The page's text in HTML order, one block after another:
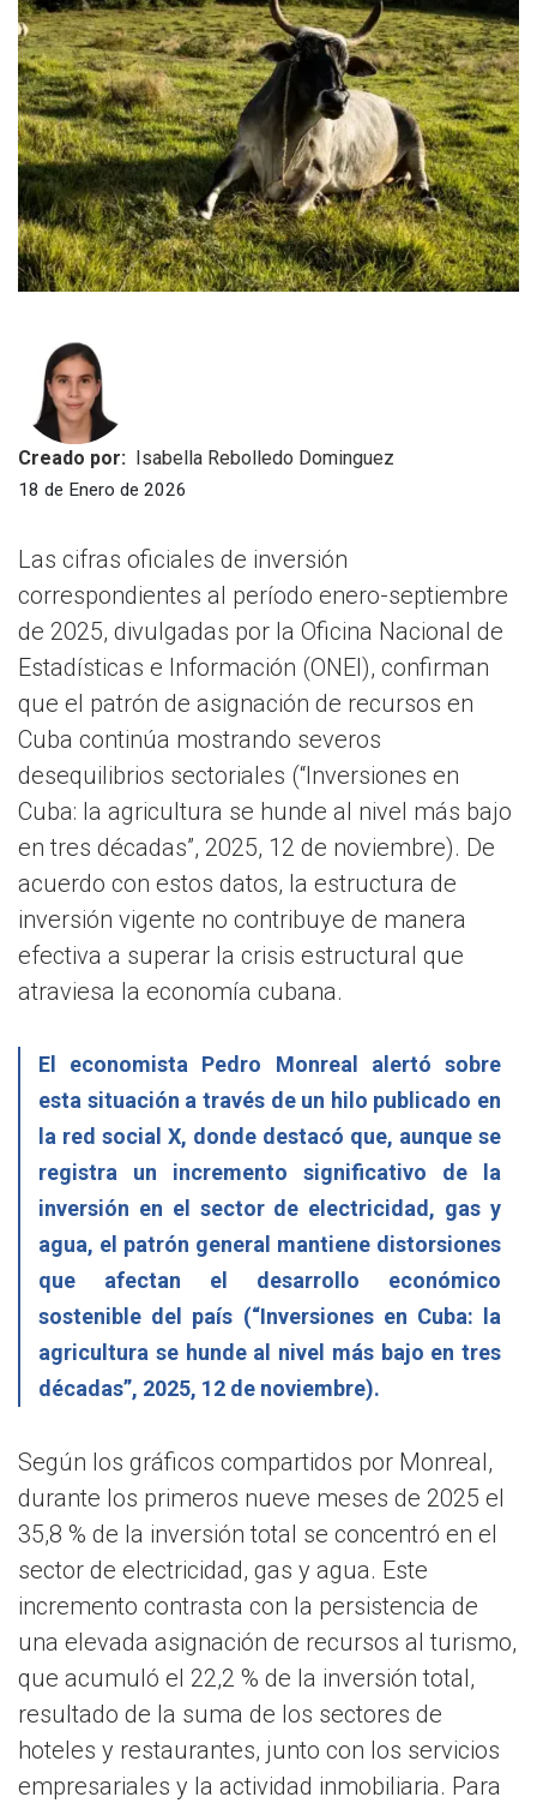
Creado por: Isabella Rebolledo Dominguez
18 de Enero de 2026
Las cifras oficiales de inversión
correspondientes al período enero-septiembre
de 2025, divulgadas por la Oficina Nacional de
Estadísticas e Información (ONEI), confirman
que el patrón de asignación de recursos en
Cuba continúa mostrando severos
desequilibrios sectoriales (“Inversiones en
Cuba: la agricultura se hunde al nivel más bajo
en tres décadas”, 2025, 12 de noviembre). De
acuerdo con estos datos, la estructura de
inversión vigente no contribuye de manera
efectiva a superar la crisis estructural que
atraviesa la economía cubana.
El economista Pedro Monreal alertó sobre
esta situación a través de un hilo publicado en
la red social X, donde destacó que, aunque se
registra un incremento significativo de la
inversión en el sector de electricidad, gas y
agua, el patrón general mantiene distorsiones
que afectan el desarrollo económico
sostenible del país (“Inversiones en Cuba: la
agricultura se hunde al nivel más bajo en tres
décadas”, 2025, 12 de noviembre).
Según los gráficos compartidos por Monreal,
durante los primeros nueve meses de 2025 el
35,8 % de la inversión total se concentró en el
sector de electricidad, gas y agua. Este
incremento contrasta con la persistencia de
una elevada asignación de recursos al turismo,
que acumuló el 22,2 % de la inversión total,
resultado de la suma de los sectores de
hoteles y restaurantes, junto con los servicios
empresariales y la actividad inmobiliaria. Para